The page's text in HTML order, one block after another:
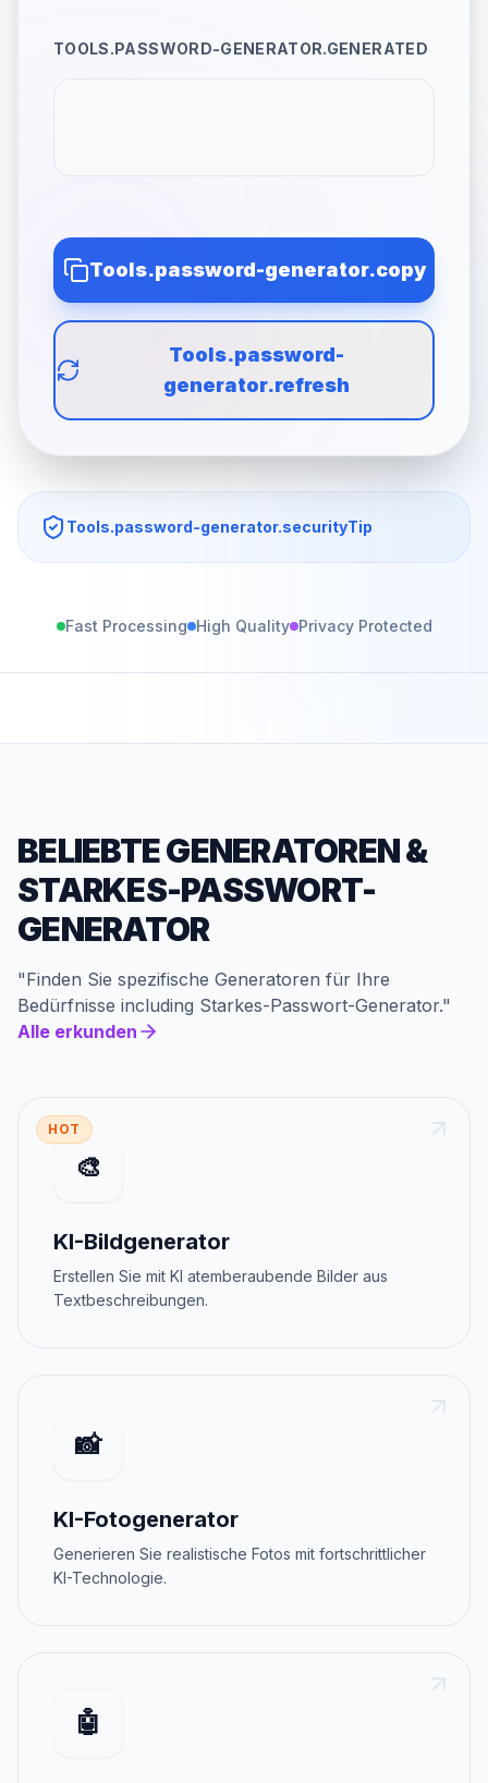
TOOLS.PASSWORD-GENERATOR.GENERATED
Tools.password-generator.copy
Tools.password-
generator.refresh
Tools.password-generator.securityTip
Fast Processing High Quality Privacy Protected
BELIEBTE GENERATOREN&
STARKES-PASSWORT-
GENERATOR
"Finden Sie spezifische Generatoren für Ihre
Bedürfnisse including Starkes-Passwort-Generator."
Alle erkunden
HOT
🎨
KI-Bildgenerator
Erstellen Sie mit KI atemberaubende Bilder aus
Textbeschreibungen.
📸
KI-Fotogenerator
Generieren Sie realistische Fotos mit fortschrittlicher
KI-Technologie.
🤖